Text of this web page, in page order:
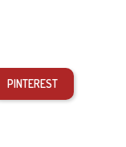
PINTEREST